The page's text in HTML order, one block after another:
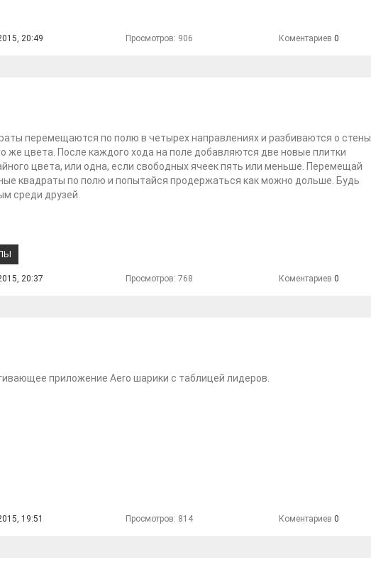
20:49 Просмотров: 906 Коментариев 0
перемещаются по полю в четырех направлениях и разбиваются о стены
же цвета. После каждого хода на поле добавляются две новые плитки
цвета, или одна, если свободных ячеек пять или меньше. Перемещай
квадраты по полю и попытайся продержаться как можно дольше. Будь
среди друзей.
20:37 Просмотров: 768 Коментариев 0
приложение Aero шарики с таблицей лидеров.
19:51 Просмотров: 814 Коментариев 0